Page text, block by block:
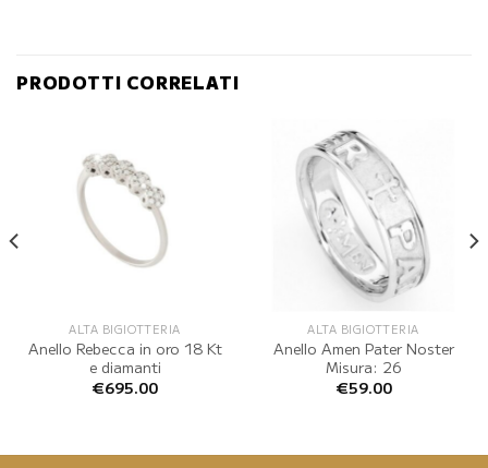
PRODOTTI CORRELATI
ALTA BIGIOTTERIA
Anello Rebecca in oro 18 Kt
e diamanti
€695.00
ALTA BIGIOTTERIA
Anello Amen Pater Noster
Misura: 26
€59.00